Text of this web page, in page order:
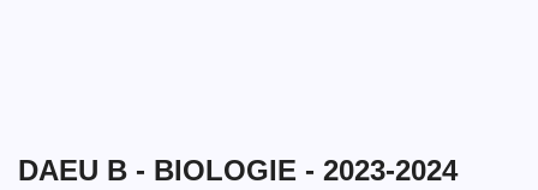
DAEU B - BIOLOGIE - 2023-2024